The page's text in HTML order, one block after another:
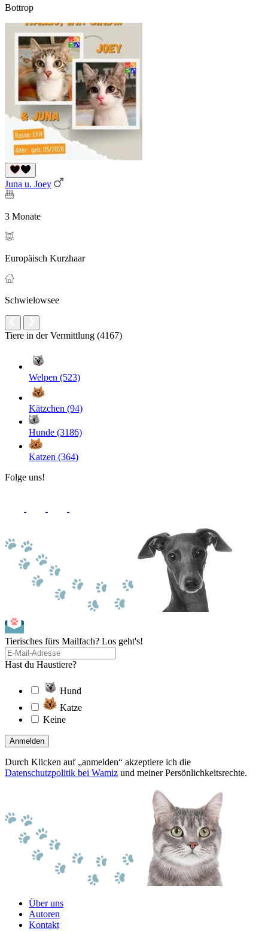
Bottrop
Juna u. Joey
3 Monate
Europäisch Kurzhaar
Schwielowsee
Tiere in der Vermittlung (4167)
Welpen (523)
Kätzchen (94)
Hunde (3186)
Katzen (364)
Folge uns!
Tierisches fürs Mailfach? Los geht's!
Hast du Haustiere?
Hund
Katze
Keine
Anmelden
Durch Klicken auf „anmelden“ akzeptiere ich die
Datenschutzpolitik bei Wamiz und meiner Persönlichkeitsrechte.
Über uns
Autoren
Kontakt